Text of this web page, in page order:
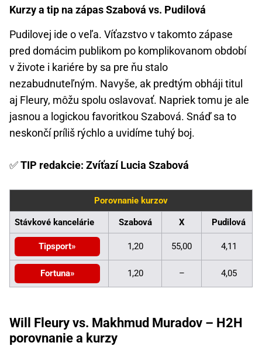
Kurzy a tip na zápas Szabová vs. Pudilová
Pudilovej ide o veľa. Víťazstvo v takomto zápase
pred domácim publikom po komplikovanom období
v živote i kariére by sa pre ňu stalo
nezabudnuteľným. Navyše, ak predtým obháji titul
aj Fleury, môžu spolu oslavovať. Napriek tomu je ale
jasnou a logickou favoritkou Szabová. Snáď sa to
neskončí príliš rýchlo a uvidíme tuhý boj.
✅TIP redakcie: Zvíťazí Lucia Szabová
Porovnanie kurzov
Stávkové kancelárie Szabová X Pudilová
Tipsport 1,20 55,00 4,11
Fortuna 1,20 – 4,05
Will Fleury vs. Makhmud Muradov – H2H
porovnanie a kurzy